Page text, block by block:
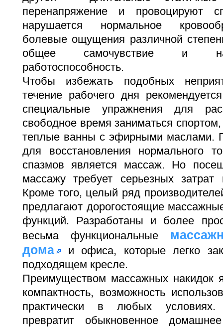
перенапряжение и провоцируют
нарушается нормальное
болевые ощущения различной
общее самочувствие и
работоспособность.
Чтобы избежать подобных
течение рабочего дня
специальные упражнения для
свободное время заниматься
теплые ванны с эфирными маслами.
для восстановления нормального
спазмов является массаж. Но
массажу требует серьезных
Кроме того, целый ряд
предлагают дорогостоящие
функций. Разработаны и более
весьма функциональные
дома
и офиса, которые легко
подходящем кресле.
Преимуществом массажных накидок
компактность, возможность
практически в любых условиях.
превратит обыкновенное